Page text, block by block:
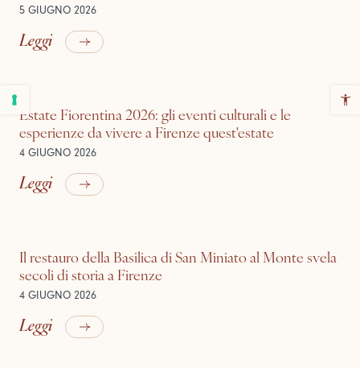
5 GIUGNO 2026
Leggi
Estate Fiorentina 2026: gli eventi culturali e le
esperienze da vivere a Firenze quest'estate
4 GIUGNO 2026
Leggi
Il restauro della Basilica di San Miniato al Monte svela
secoli di storia a Firenze
4 GIUGNO 2026
Leggi